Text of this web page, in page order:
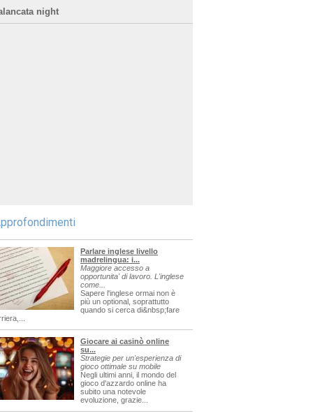
night
Parlare inglese livello
madrelingua: i...
Maggiore accesso a
opportunita' di lavoro. L'inglese
come...
Sapere l'inglese ormai non è
più un optional, soprattutto
quando si cerca di&nbsp;fare
Giocare ai casinò online
su...
Strategie per un'esperienza di
gioco ottimale su mobile
Negli ultimi anni, il mondo del
gioco d'azzardo online ha
subito una notevole
evoluzione, grazie...